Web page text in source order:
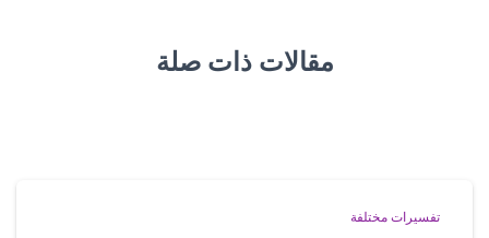
مقالات ذات صلة
تفسيرات مختلفة